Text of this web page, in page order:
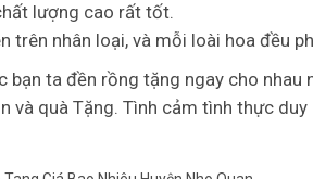
lượng cao rất tốt.
trên nhân loại, và mỗi loài hoa đều
bạn ta đền rồng tặng ngay cho
và quà Tặng. Tình cảm tình thực duy